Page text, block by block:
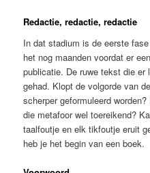
Redactie, redactie, redactie
In dat stadium is de eerste
het nog maanden voordat er
publicatie. De ruwe tekst die er
gehad. Klopt de volgorde van
scherper geformuleerd
die metafoor wel toereikend?
taalfoutje en elk tikfoutje eruit
heb je het begin van een boek.